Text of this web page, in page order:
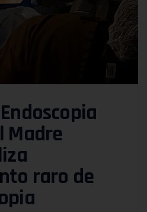
Madre
raro de